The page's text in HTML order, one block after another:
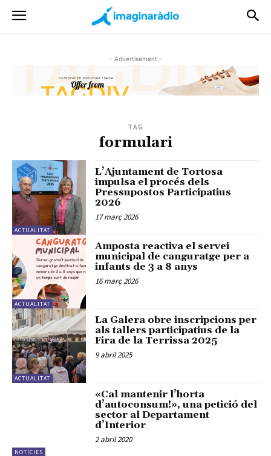
- Advertisement -
TAG
formulari
ACTUALITAT
L’Ajuntament de Tortosa
impulsa el procés dels
Pressupostos Participatius
2026
17 març 2026
ACTUALITAT
Amposta reactiva el servei
municipal de canguratge per a
infants de 3 a 8 anys
16 març 2026
ACTUALITAT
La Galera obre inscripcions per
als tallers participatius de la
Fira de la Terrissa 2025
9 abril 2025
NOTÍCIES
«Cal mantenir l’horta
d’autoconsum!», una petició del
sector al Departament
d’Interior
2 abril 2020